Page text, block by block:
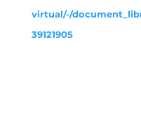
virtual/-/
39121905